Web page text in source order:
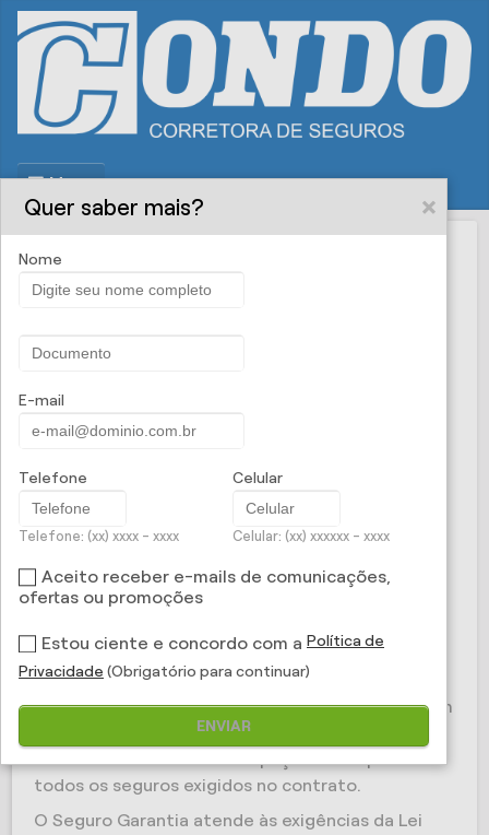
Menu
Condo
Corretora de
Seguros - Seguro Garantia
Contrato é um compromisso, mas para ter
Garantia
indeniza pelo não cumprimento de um
contrato nas mais diversas modalidades:
concorrências, execução de obras e projetos,
fornecimento de bens, prestação de serviços,
aduaneiro, judicial, administrativo e trabalhista.
privadas, os tribunais de justiça e os órgãos
públicos da administração direta e indireta
ganhem mais velocidade em suas operações. Com
ele, as necessidades das corporações são
todos os seguros exigidos no contrato.
O Seguro Garantia atende às exigências da Lei
Quer saber mais?
Nome
E-mail
Telefone
Telefone: (xx) xxxx - xxxx
Celular
Celular: (xx) xxxxxx - xxxx
Aceito receber e-mails de comunicações,
ofertas ou promoções
Estou ciente e concordo com a Política de
Privacidade (Obrigatório para continuar)
ENVIAR